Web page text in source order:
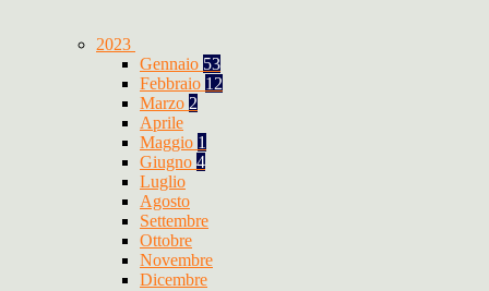
2023
Gennaio 53
Febbraio 12
Marzo 2
Aprile
Maggio 1
Giugno 4
Luglio
Agosto
Settembre
Ottobre
Novembre
Dicembre